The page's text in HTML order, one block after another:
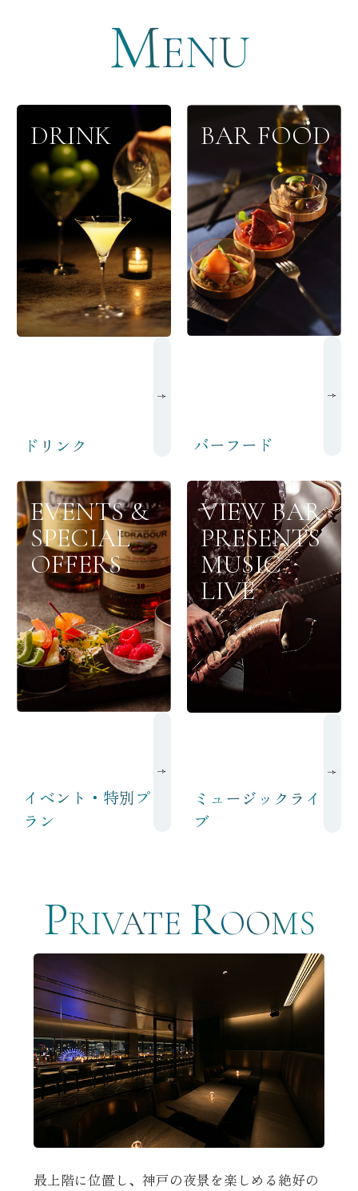
MENU
ドリンク
DRINK
バーフード
BAR FOOD
イベント・特別プ
ラン
EVENTS &
SPECIAL
OFFERS
ミュージックライ
ブ
VIEW BAR
PRESENTS
MUSIC
LIVE
最上階に位置し、神戸の夜景を楽しめる絶好の
PRIVATE ROOMS